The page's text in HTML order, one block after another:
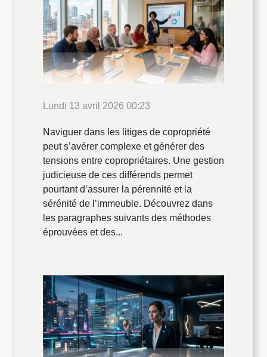
Lundi 13 avril 2026 00:23
Naviguer dans les litiges de copropriété
peut s’avérer complexe et générer des
tensions entre copropriétaires. Une gestion
judicieuse de ces différends permet
pourtant d’assurer la pérennité et la
sérénité de l’immeuble. Découvrez dans
les paragraphes suivants des méthodes
éprouvées et des...